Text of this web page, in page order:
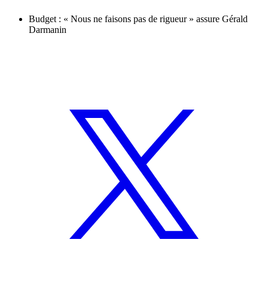
Budget : « Nous ne faisons pas de rigueur » assure Gérald
Darmanin